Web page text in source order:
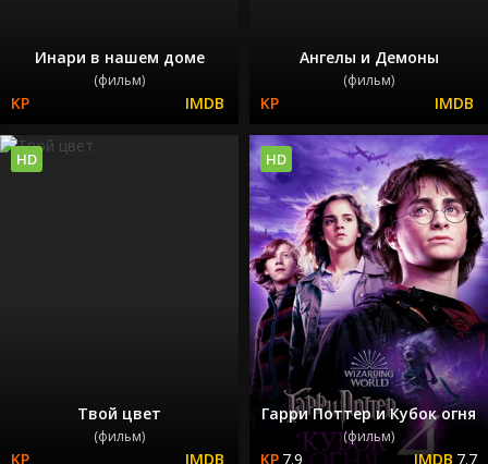
Инари в нашем доме
(фильм)
Ангелы и Демоны
(фильм)
Твой цвет
(фильм)
HD
Гарри Поттер и Кубок огня
(фильм)
7.9 7.7
HD